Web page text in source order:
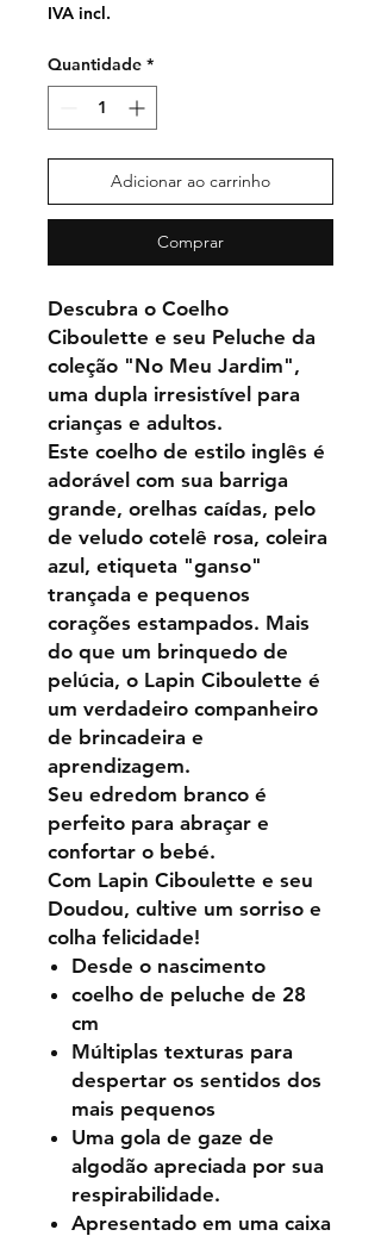
IVA incl.
Quantidade *
Adicionar ao carrinho
Comprar
Descubra o Coelho
Ciboulette e seu Peluche da
coleção "No Meu Jardim",
uma dupla irresistível para
crianças e adultos.
Este coelho de estilo inglês é
adorável com sua barriga
grande, orelhas caídas, pelo
de veludo cotelê rosa, coleira
azul, etiqueta "ganso"
trançada e pequenos
corações estampados. Mais
do que um brinquedo de
pelúcia, o Lapin Ciboulette é
um verdadeiro companheiro
de brincadeira e
aprendizagem.
Seu edredom branco é
perfeito para abraçar e
confortar o bebé.
Com Lapin Ciboulette e seu
Doudou, cultive um sorriso e
colha felicidade!
Desde o nascimento
coelho de peluche de 28
cm
Múltiplas texturas para
despertar os sentidos dos
mais pequenos
Uma gola de gaze de
algodão apreciada por sua
respirabilidade.
Apresentado em uma caixa